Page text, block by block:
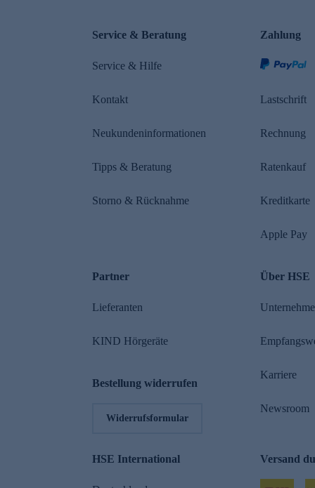
Service & Beratung
Service & Hilfe
Kontakt
Neukundeninformationen
Tipps & Beratung
Storno & Rücknahme
Zahlung
Lastschrift
Rechnung
Ratenkauf
Kreditkarte
Apple Pay
Partner
Lieferanten
KIND Hörgeräte
Bestellung widerrufen
Widerrufsformular
Über HSE
Karriere
Newsroom
HSE International Versand